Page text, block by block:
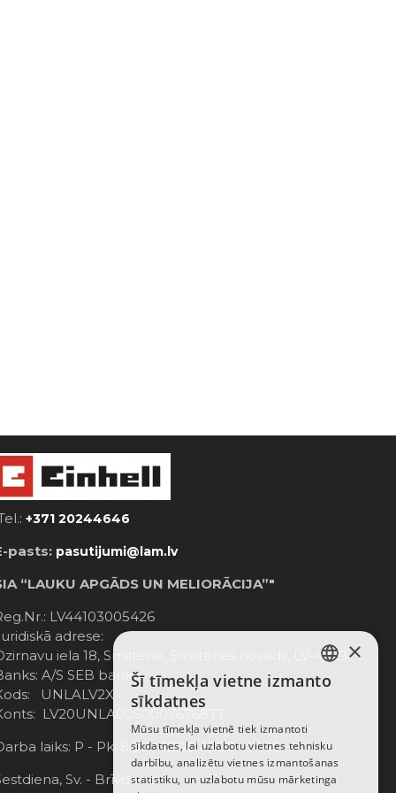
+371 20244646
pasts: pasutijumi@lam.lv
“LAUKU APGĀDS UN MELIORĀCIJA”"
LV44103005426
adrese:
iela 18, Smiltene, Smiltenes novads, LV-4729
A/S SEB banka;
UNLALV2X
LV20UNLA0050007676877
laiks: P - Pk. 8:00 - 12:00; 13:00 - 17:00
Sv. - Brīvdiena
LATVIAN
ENGLISH
×
Šī tīmekļa vietne izmanto
sīkdatnes
Mūsu tīmekļa vietnē tiek izmantoti
sīkdatnes, lai uzlabotu vietnes tehnisku
darbību, analizētu vietnes izmantošanas
statistiku, un uzlabotu mūsu mārketinga